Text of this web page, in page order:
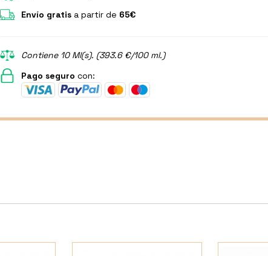
Envío gratis a partir de 65€
Contiene 10 Ml(s). (393.6 €/100 ml.)
Pago seguro con: